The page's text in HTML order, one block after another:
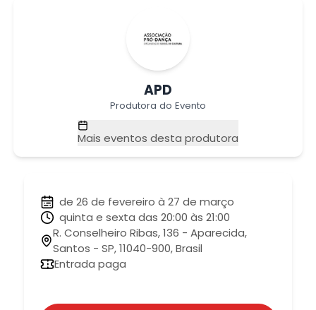
APD
Produtora do Evento
Mais eventos desta produtora
de 26 de fevereiro à 27 de março
quinta e sexta das 20:00 às 21:00
R. Conselheiro Ribas, 136 - Aparecida,
Santos - SP, 11040-900, Brasil
Entrada paga